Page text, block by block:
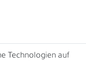
Technologien auf